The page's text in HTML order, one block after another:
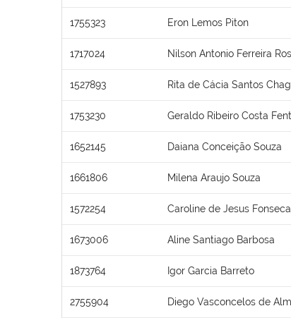
1755323 Eron Lemos Piton
1717024 Nilson Antonio Ferreira
1527893 Rita de Cácia Santos
1753230 Geraldo Ribeiro Costa
1652145 Daiana Conceição Souza
1661806 Milena Araujo Souza
1572254 Caroline de Jesus
1673006 Aline Santiago Barbosa
1873764 Igor Garcia Barreto
2755904 Diego Vasconcelos de